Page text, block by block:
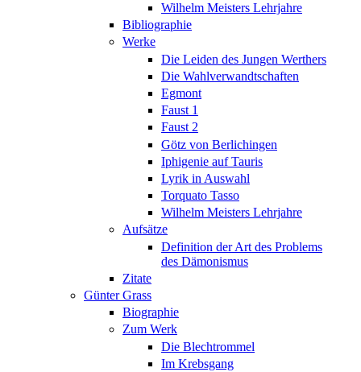
Wilhelm Meisters Lehrjahre
Bibliographie
Werke
Die Leiden des Jungen Werthers
Die Wahlverwandtschaften
Egmont
Faust 1
Faust 2
Götz von Berlichingen
Iphigenie auf Tauris
Lyrik in Auswahl
Torquato Tasso
Wilhelm Meisters Lehrjahre
Aufsätze
Definition der Art des Problems
des Dämonismus
Zitate
Günter Grass
Biographie
Zum Werk
Die Blechtrommel
Im Krebsgang